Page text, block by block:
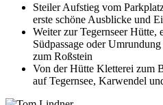
Steiler Aufstieg vom
erste schöne Ausblicke und
Weiter zur Tegernseer Hütte,
Südpassage oder
zum Roßstein
Von der Hütte Kletterei zum
auf Tegernsee, Karwendel